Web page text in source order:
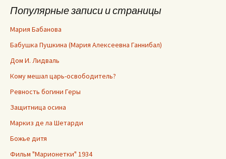
Популярные записи и страницы
Мария Бабанова
Бабушка Пушкина (Мария Алексеевна Ганнибал)
Дом И. Лидваль
Кому мешал царь-освободитель?
Ревность богини Геры
Защитница осина
Маркиз де ла Шетарди
Божье дитя
Фильм "Марионетки" 1934